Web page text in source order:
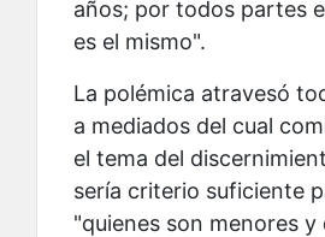
años; por todos partes
es el mismo".
La polémica atravesó
a mediados del cual
el tema del
sería criterio suficiente
"quienes son menores y